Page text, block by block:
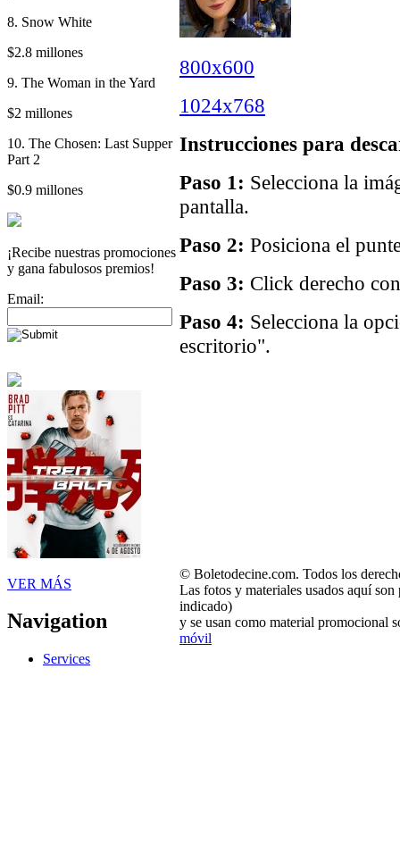
8. Snow White
$2.8 millones
9. The Woman in the Yard
$2 millones
10. The Chosen: Last Supper
Part 2
$0.9 millones
¡Recibe nuestras promociones
y gana fabulosos premios!
Email:
VER MÁS
Navigation
Services
800x600
1024x768
Instrucciones para
Paso 1: Selecciona la
pantalla.
Paso 2: Posiciona el
Paso 3: Click derecho
Paso 4: Selecciona la
escritorio".
© Boletodecine.com. Todos los
Las fotos y materiales usados aquí
indicado)
y se usan como material promocional
móvil